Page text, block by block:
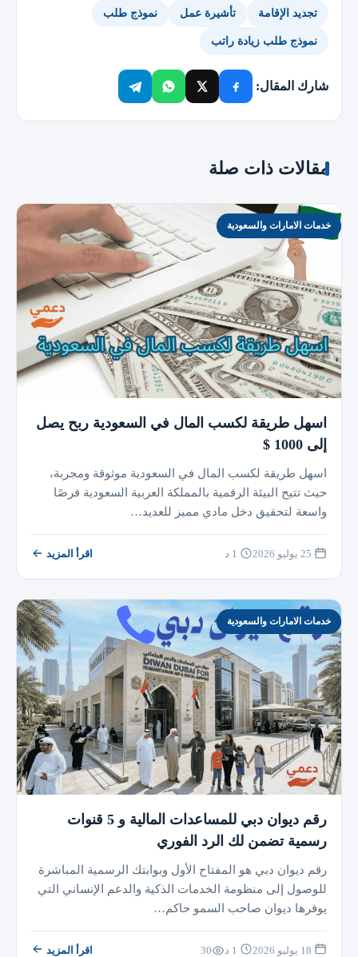
تجديد الإقامة تأشيرة عمل نموذج طلب
نموذج طلب زيادة راتب
شارك المقال:
مقالات ذات صلة
خدمات الامارات والسعودية
اسهل طريقة لكسب المال في السعودية ربح يصل
إلى 1000 $
اسهل طريقة لكسب المال في السعودية موثوقة ومجربة،
حيث تتيح البيئة الرقمية بالمملكة العربية السعودية فرصًا
واسعة لتحقيق دخل مادي مميز للعديد…
اقرأ المزيد
خدمات الامارات والسعودية
رقم ديوان دبي للمساعدات المالية و 5 قنوات
رسمية تضمن لك الرد الفوري
رقم ديوان دبي هو المفتاح الأول وبوابتك الرسمية المباشرة
للوصول إلى منظومة الخدمات الذكية والدعم الإنساني التي
يوفرها ديوان صاحب السمو حاكم…
30 اقرأ المزيد